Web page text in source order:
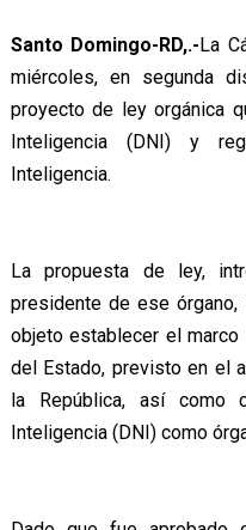
Santo Domingo-RD,.- La
miércoles, en segunda
proyecto de ley orgánica
Inteligencia (DNI) y
Inteligencia.
La propuesta de ley,
presidente de ese
objeto establecer el
del Estado, previsto en el
la República, así como
Inteligencia (DNI) como